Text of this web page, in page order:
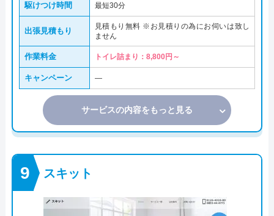
駆けつけ時間 最短30分
出張見積もり
見積もり無料 ※お見積りの為にお伺いは致し
ません
作業料金 トイレ詰まり：8,800円～
キャンペーン ―
サービスの内容をもっと見る
スキット